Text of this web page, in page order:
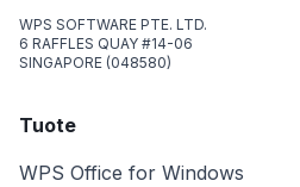
WPS SOFTWARE PTE. LTD.
6 RAFFLES QUAY #14-06
SINGAPORE (048580)
Tuote
WPS Office for Windows